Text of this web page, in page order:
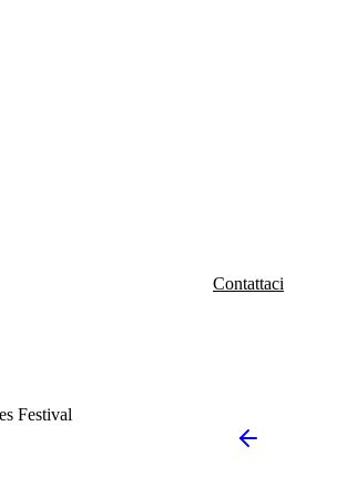
Contattaci
Festival